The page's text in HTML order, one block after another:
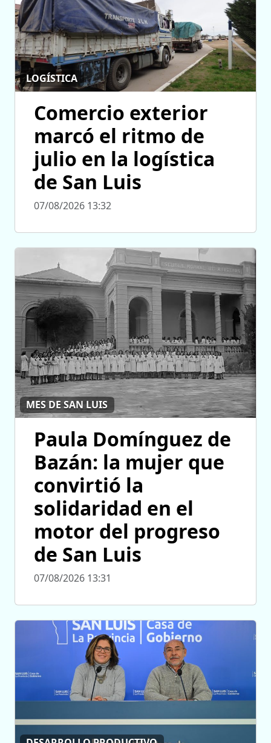
LOGÍSTICA
Comercio exterior
marcó el ritmo de
julio en la logística
de San Luis
07/08/2026 13:32
MES DE SAN LUIS
Paula Domínguez de
Bazán: la mujer que
convirtió la
solidaridad en el
motor del progreso
de San Luis
07/08/2026 13:31